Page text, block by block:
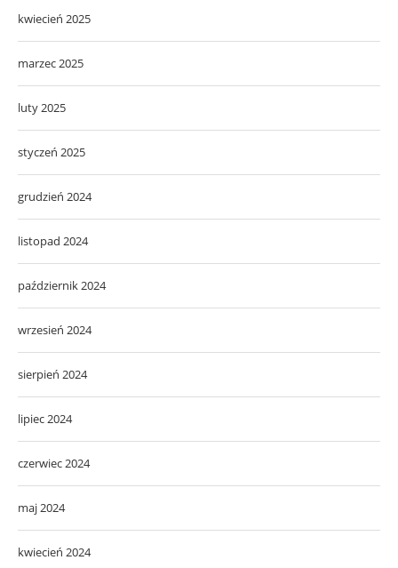
kwiecień 2025
marzec 2025
luty 2025
styczeń 2025
grudzień 2024
listopad 2024
październik 2024
wrzesień 2024
sierpień 2024
lipiec 2024
czerwiec 2024
maj 2024
kwiecień 2024